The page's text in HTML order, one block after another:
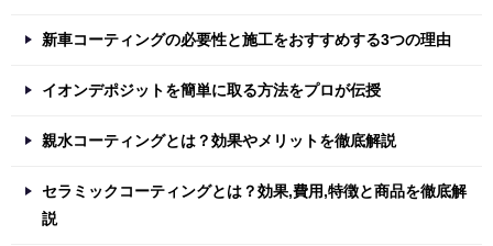
新車コーティングの必要性と施工をおすすめする3つの理由
イオンデポジットを簡単に取る方法をプロが伝授
親水コーティングとは？効果やメリットを徹底解説
セラミックコーティングとは？効果,費用,特徴と商品を徹底解
説